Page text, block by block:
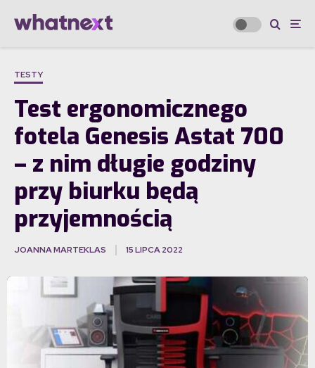
TESTY
Test ergonomicznego
fotela Genesis Astat 700
– z nim długie godziny
przy biurku będą
przyjemnością
JOANNA MARTEKLAS 15 LIPCA 2022